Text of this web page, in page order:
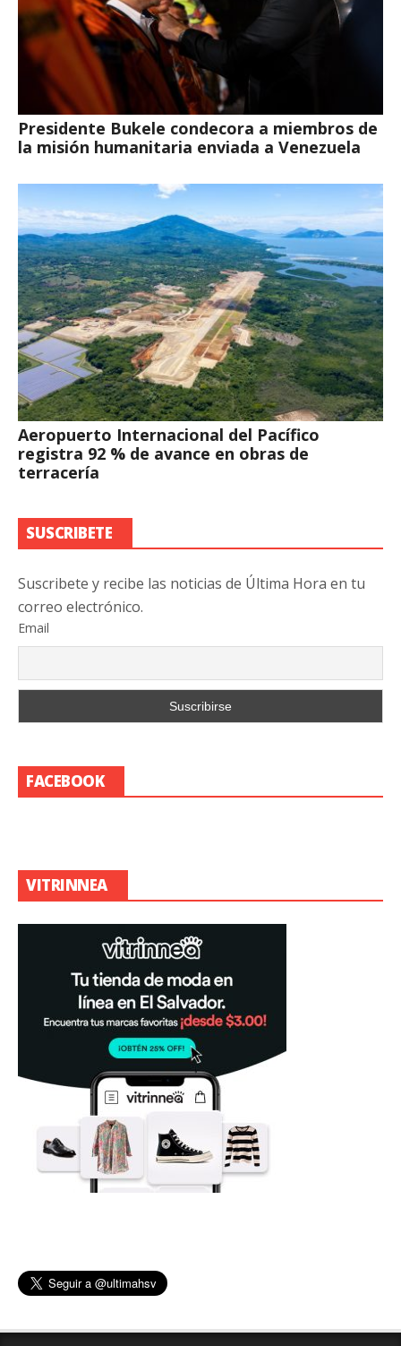
Presidente Bukele condecora a miembros de
la misión humanitaria enviada a Venezuela
Aeropuerto Internacional del Pacífico
registra 92 % de avance en obras de
terracería
SUSCRIBETE
Suscribete y recibe las noticias de Última Hora en tu
correo electrónico.
Email
FACEBOOK
VITRINNEA